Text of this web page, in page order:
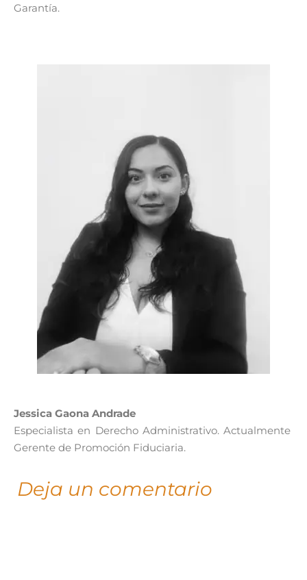
Garantía.
Jessica Gaona Andrade
Especialista en Derecho Administrativo. Actualmente
Gerente de Promoción Fiduciaria.
Deja un comentario